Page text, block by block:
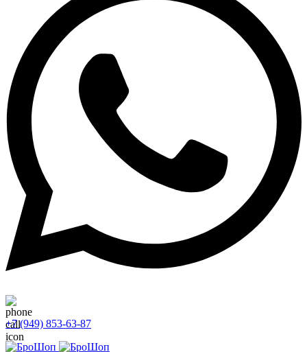
+7 (949) 853-63-87